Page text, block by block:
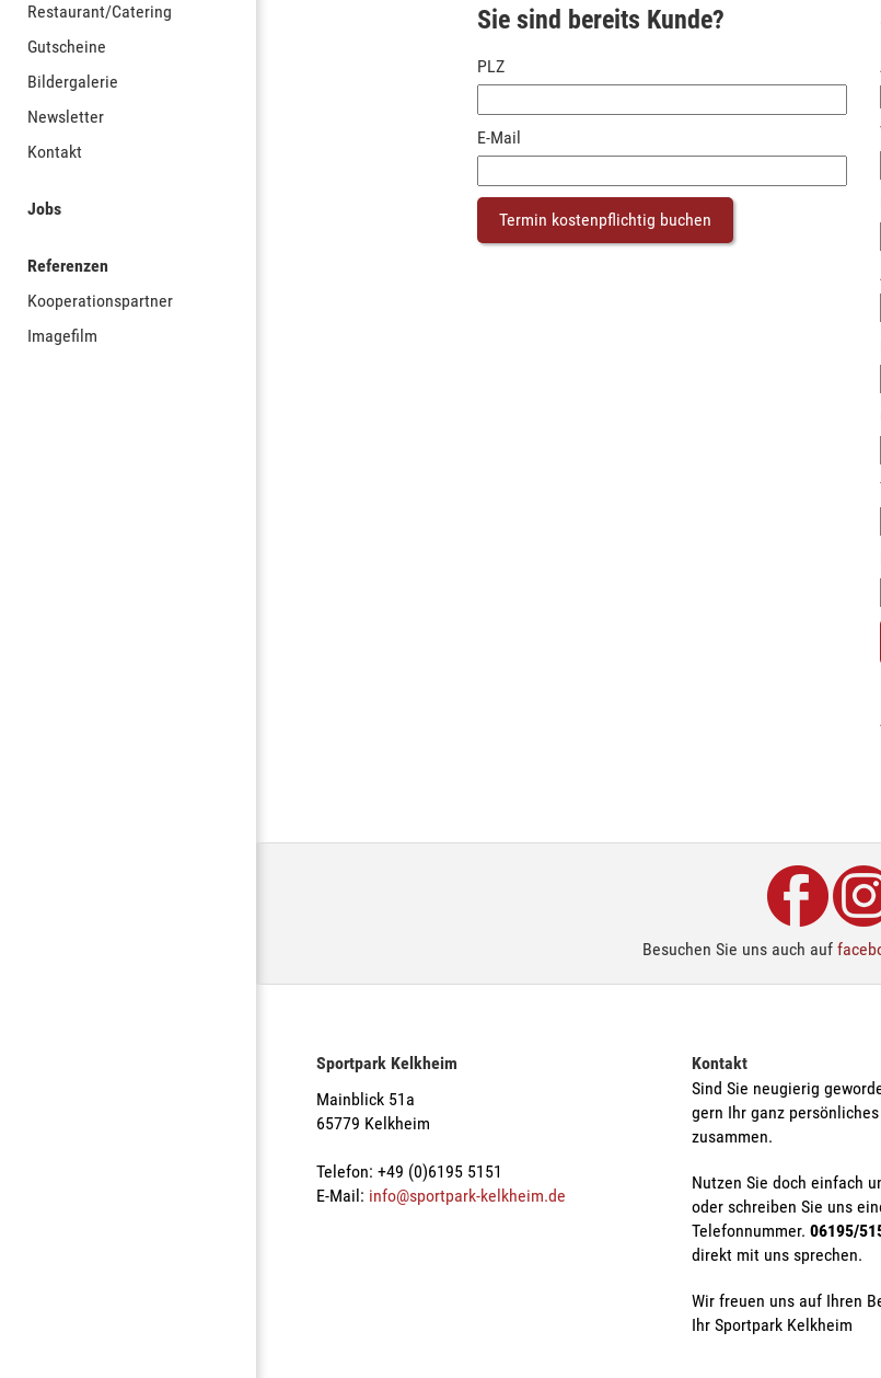
Restaurant/Catering
Gutscheine
Bildergalerie
Newsletter
Kontakt
Jobs
Referenzen
Kooperationspartner
Imagefilm
Sie sind bereits Kunde?
PLZ
E-Mail
Besuchen Sie uns auch auf
Sportpark Kelkheim
Mainblick 51a
65779 Kelkheim
Telefon: +49 (0)6195 5151
E-Mail: info@sportpark-kelkheim.de
Kontakt
Sind Sie neugierig
gern Ihr ganz
zusammen.
Nutzen Sie doch einfach
oder schreiben Sie uns
Telefonnummer.06195/
direkt mit uns sprechen.
Wir freuen uns auf Ihren
Ihr Sportpark Kelkheim